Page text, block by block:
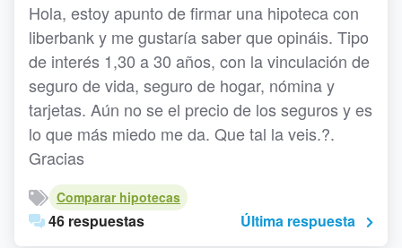
Hola, estoy apunto de firmar una hipoteca con
liberbank y me gustaría saber que opináis. Tipo
de interés 1,30 a 30 años, con la vinculación de
seguro de vida, seguro de hogar, nómina y
tarjetas. Aún no se el precio de los seguros y es
lo que más miedo me da. Que tal la veis.?.
Gracias
Comparar hipotecas
46 respuestas Última respuesta